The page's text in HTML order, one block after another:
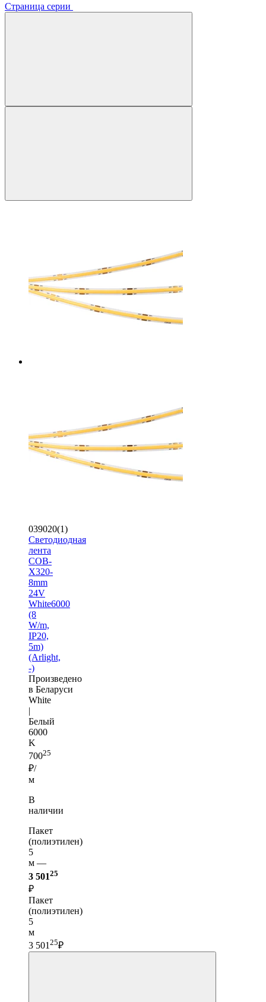
Страница серии
039020(1)
Светодиодная
лента
COB-
X320-
8mm
24V
White6000
(8
W/m,
IP20,
5m)
(Arlight,
-)
Произведено
в Беларуси
White
|
Белый
6000
K
70025
₽/
м
В
наличии
Пакет
(полиэтилен)
5
м —
3 50125
₽
Пакет
(полиэтилен)
5
м
3 501 25₽